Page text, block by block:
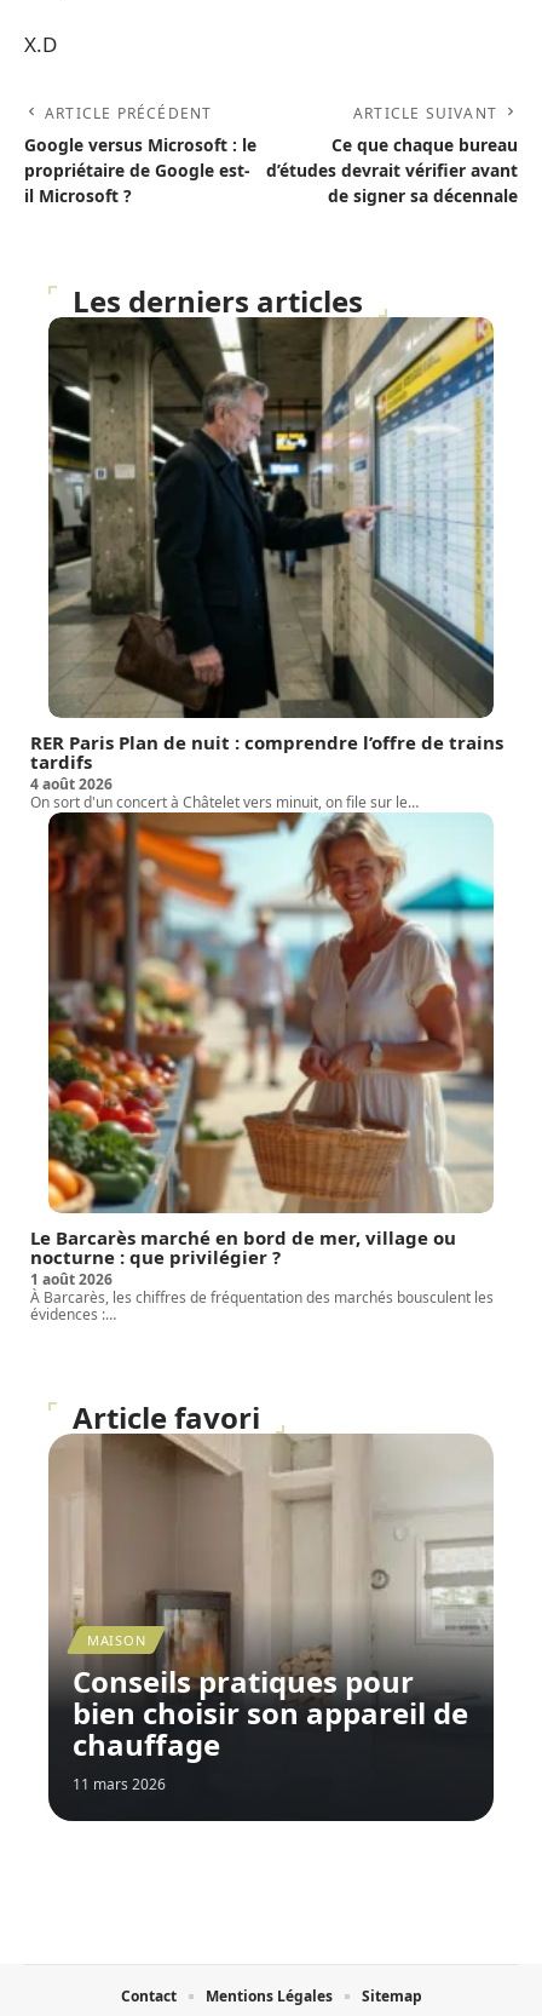
X.D
ARTICLE PRÉCÉDENT
Google versus Microsoft : le
propriétaire de Google est-
il Microsoft ?
ARTICLE SUIVANT
Ce que chaque bureau
d’études devrait vérifier avant
de signer sa décennale
Les derniers articles
RER Paris Plan de nuit : comprendre l’offre de trains
tardifs
4 août 2026
On sort d'un concert à Châtelet vers minuit, on file sur le…
Le Barcarès marché en bord de mer, village ou
nocturne : que privilégier ?
1 août 2026
À Barcarès, les chiffres de fréquentation des marchés bousculent les
évidences :…
Article favori
MAISON
Conseils pratiques pour
bien choisir son appareil de
chauffage
11 mars 2026
Contact Mentions Légales Sitemap